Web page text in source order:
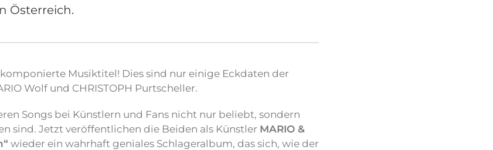
Österreich.
Musiktitel! Dies sind nur einige Eckdaten der
Wolf und CHRISTOPH Purtscheller.
Songs bei Künstlern und Fans nicht nur beliebt, sondern
sind. Jetzt veröffentlichen die Beiden als Künstler MARIO &
wieder ein wahrhaft geniales Schlageralbum, das sich, wie der